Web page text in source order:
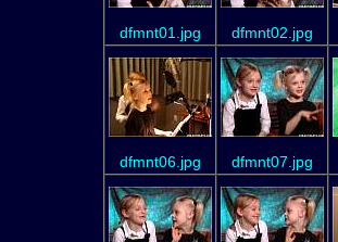
dfmnt01.jpg dfmnt02.jpg
dfmnt06.jpg dfmnt07.jpg